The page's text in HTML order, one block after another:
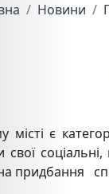
Новини
є
свої
придбання